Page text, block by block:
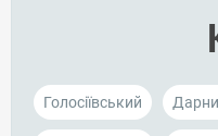
Голосіївський